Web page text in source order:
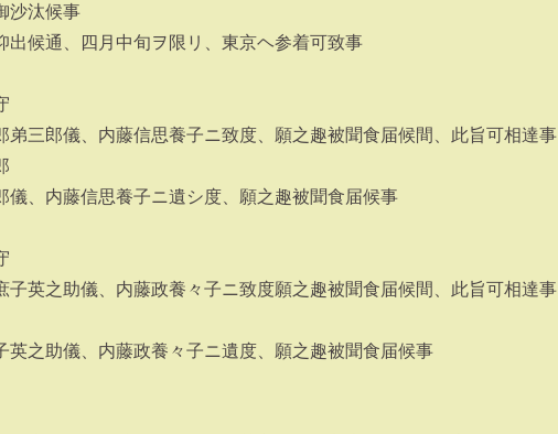
沙汰候事
出候通、四月中旬ヲ限リ、東京ヘ参着可致事
弟三郎儀、内藤信思養子ニ致度、願之趣被聞食届候間、此旨可相達事
儀、内藤信思養子ニ遺シ度、願之趣被聞食届候事
子英之助儀、内藤政養々子ニ致度願之趣被聞食届候間、此旨可相達事
英之助儀、内藤政養々子ニ遺度、願之趣被聞食届候事